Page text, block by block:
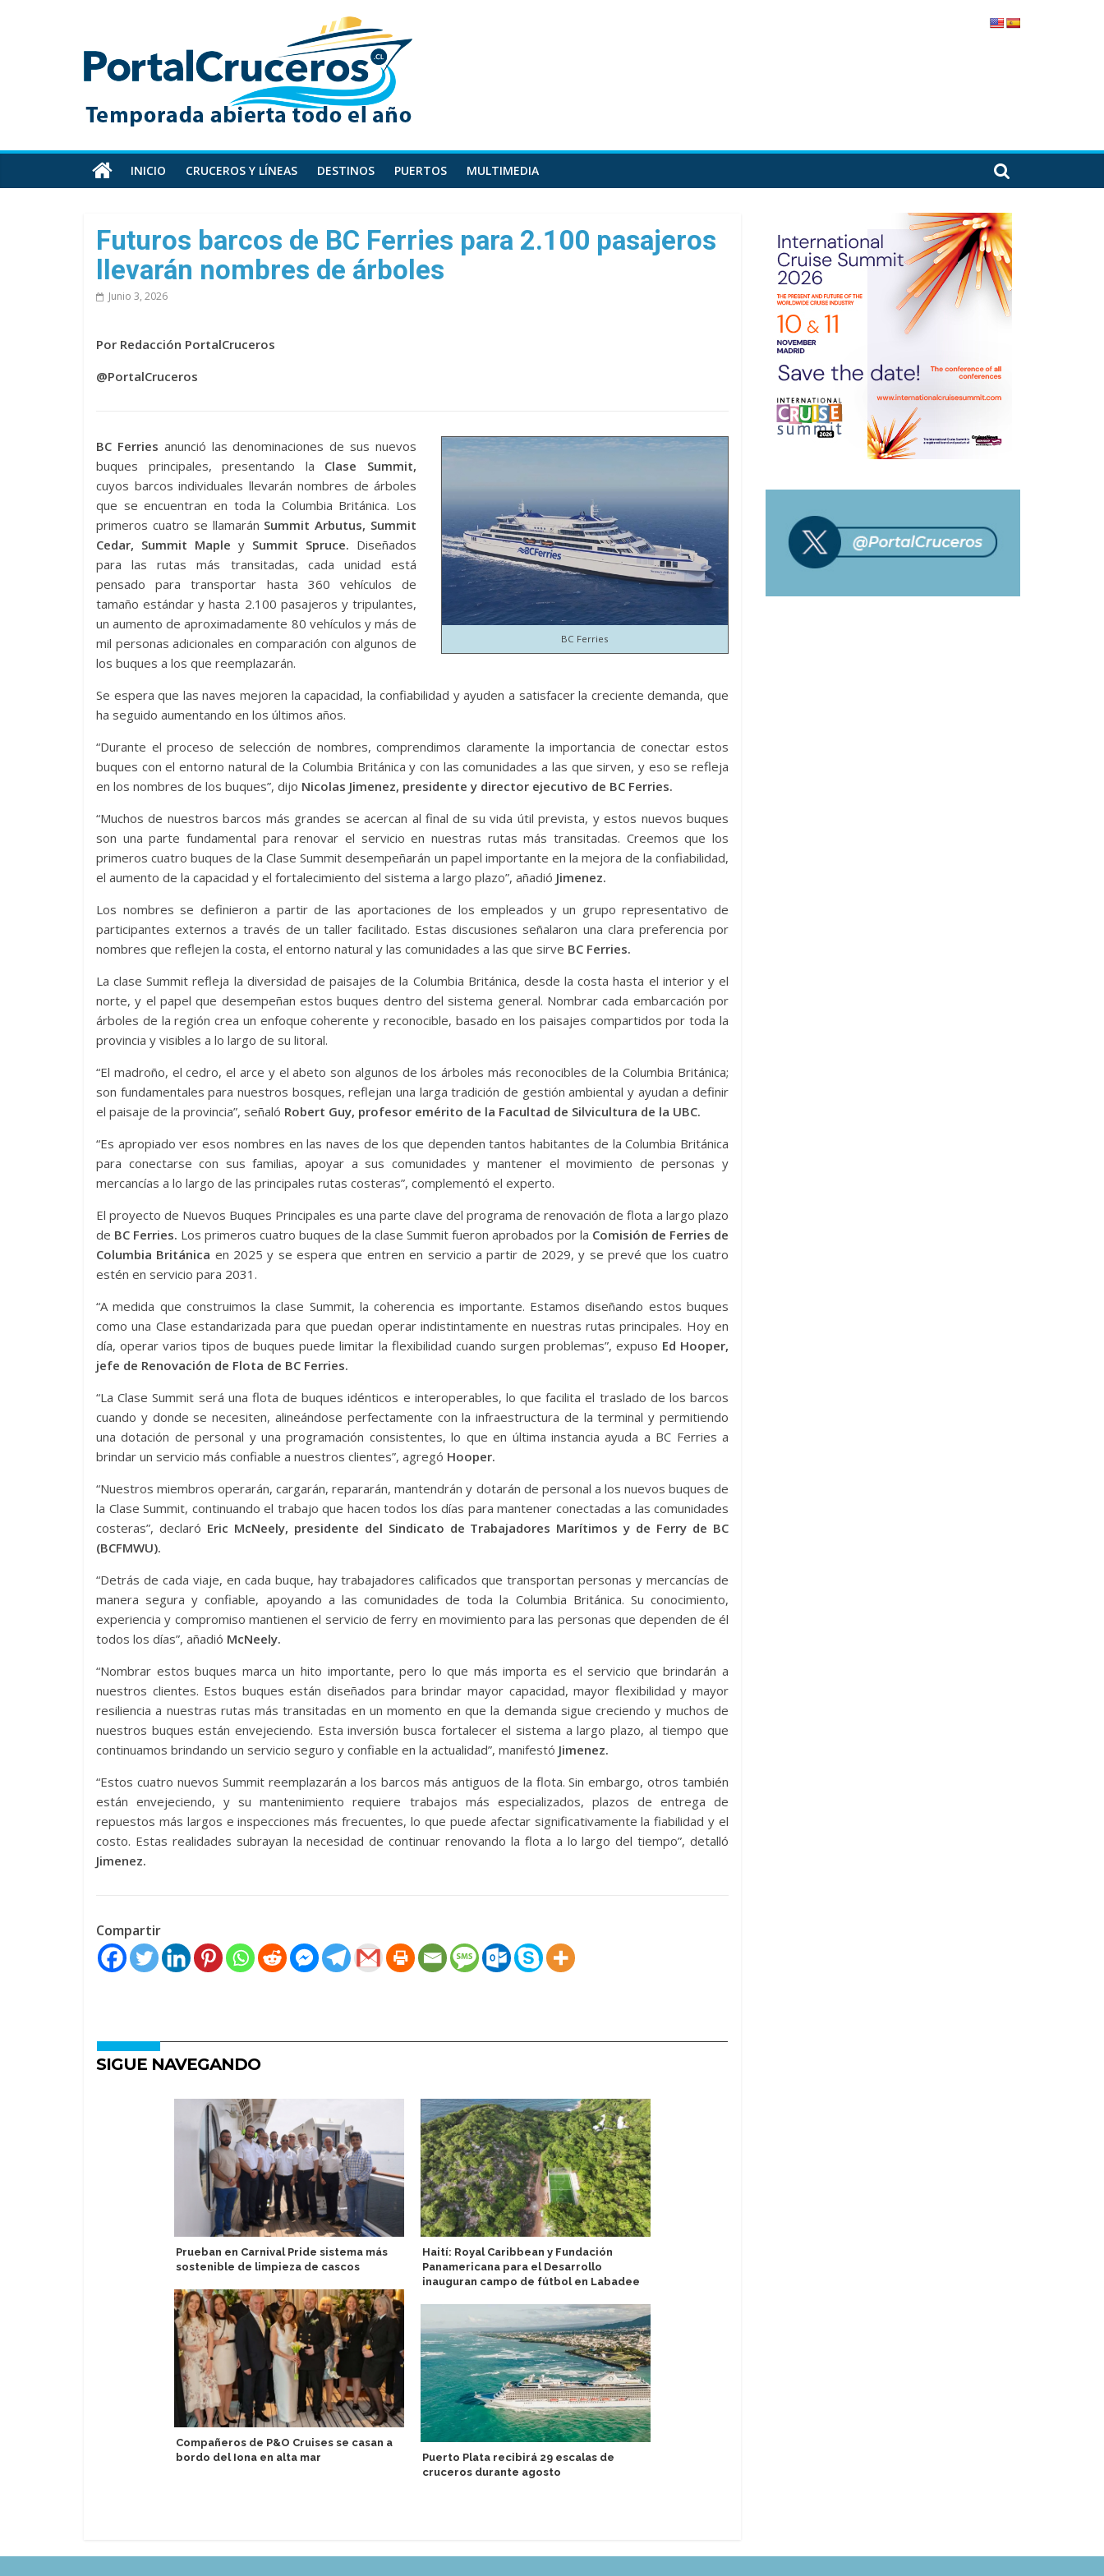
PortalCruceros
Toda
información
cruceros
en
un
sitio
INICIO CRUCEROS Y LÍNEAS DESTINOS PUERTOS MULTIMEDIA
Futuros barcos de BC Ferries para 2.100 pasajeros
llevarán nombres de árboles
Junio 3, 2026
Por Redacción PortalCruceros
@PortalCruceros
BC Ferries
BC Ferries anunció las denominaciones de sus nuevos
buques principales, presentando la Clase Summit,
cuyos barcos individuales llevarán nombres de árboles
que se encuentran en toda la Columbia Británica. Los
primeros cuatro se llamarán Summit Arbutus, Summit
Cedar, Summit Maple y Summit Spruce. Diseñados
para las rutas más transitadas, cada unidad está
pensado para transportar hasta 360 vehículos de
tamaño estándar y hasta 2.100 pasajeros y tripulantes,
un aumento de aproximadamente 80 vehículos y más de
mil personas adicionales en comparación con algunos de
los buques a los que reemplazarán.
Se espera que las naves mejoren la capacidad, la confiabilidad y ayuden a satisfacer la creciente demanda, que
ha seguido aumentando en los últimos años.
“Durante el proceso de selección de nombres, comprendimos claramente la importancia de conectar estos
buques con el entorno natural de la Columbia Británica y con las comunidades a las que sirven, y eso se refleja
en los nombres de los buques”, dijo Nicolas Jimenez, presidente y director ejecutivo de BC Ferries.
“Muchos de nuestros barcos más grandes se acercan al final de su vida útil prevista, y estos nuevos buques
son una parte fundamental para renovar el servicio en nuestras rutas más transitadas. Creemos que los
primeros cuatro buques de la Clase Summit desempeñarán un papel importante en la mejora de la confiabilidad,
el aumento de la capacidad y el fortalecimiento del sistema a largo plazo”, añadió Jimenez.
Los nombres se definieron a partir de las aportaciones de los empleados y un grupo representativo de
participantes externos a través de un taller facilitado. Estas discusiones señalaron una clara preferencia por
nombres que reflejen la costa, el entorno natural y las comunidades a las que sirve BC Ferries.
La clase Summit refleja la diversidad de paisajes de la Columbia Británica, desde la costa hasta el interior y el
norte, y el papel que desempeñan estos buques dentro del sistema general. Nombrar cada embarcación por
árboles de la región crea un enfoque coherente y reconocible, basado en los paisajes compartidos por toda la
provincia y visibles a lo largo de su litoral.
“El madroño, el cedro, el arce y el abeto son algunos de los árboles más reconocibles de la Columbia Británica;
son fundamentales para nuestros bosques, reflejan una larga tradición de gestión ambiental y ayudan a definir
el paisaje de la provincia”, señaló Robert Guy, profesor emérito de la Facultad de Silvicultura de la UBC.
“Es apropiado ver esos nombres en las naves de los que dependen tantos habitantes de la Columbia Británica
para conectarse con sus familias, apoyar a sus comunidades y mantener el movimiento de personas y
mercancías a lo largo de las principales rutas costeras”, complementó el experto.
El proyecto de Nuevos Buques Principales es una parte clave del programa de renovación de flota a largo plazo
de BC Ferries. Los primeros cuatro buques de la clase Summit fueron aprobados por la Comisión de Ferries de
Columbia Británica en 2025 y se espera que entren en servicio a partir de 2029, y se prevé que los cuatro
estén en servicio para 2031.
“A medida que construimos la clase Summit, la coherencia es importante. Estamos diseñando estos buques
como una Clase estandarizada para que puedan operar indistintamente en nuestras rutas principales. Hoy en
día, operar varios tipos de buques puede limitar la flexibilidad cuando surgen problemas”, expuso Ed Hooper,
jefe de Renovación de Flota de BC Ferries.
“La Clase Summit será una flota de buques idénticos e interoperables, lo que facilita el traslado de los barcos
cuando y donde se necesiten, alineándose perfectamente con la infraestructura de la terminal y permitiendo
una dotación de personal y una programación consistentes, lo que en última instancia ayuda a BC Ferries a
brindar un servicio más confiable a nuestros clientes”, agregó Hooper.
“Nuestros miembros operarán, cargarán, repararán, mantendrán y dotarán de personal a los nuevos buques de
la Clase Summit, continuando el trabajo que hacen todos los días para mantener conectadas a las comunidades
costeras”, declaró Eric McNeely, presidente del Sindicato de Trabajadores Marítimos y de Ferry de BC
(BCFMWU).
“Detrás de cada viaje, en cada buque, hay trabajadores calificados que transportan personas y mercancías de
manera segura y confiable, apoyando a las comunidades de toda la Columbia Británica. Su conocimiento,
experiencia y compromiso mantienen el servicio de ferry en movimiento para las personas que dependen de él
todos los días”, añadió McNeely.
“Nombrar estos buques marca un hito importante, pero lo que más importa es el servicio que brindarán a
nuestros clientes. Estos buques están diseñados para brindar mayor capacidad, mayor flexibilidad y mayor
resiliencia a nuestras rutas más transitadas en un momento en que la demanda sigue creciendo y muchos de
nuestros buques están envejeciendo. Esta inversión busca fortalecer el sistema a largo plazo, al tiempo que
continuamos brindando un servicio seguro y confiable en la actualidad”, manifestó Jimenez.
“Estos cuatro nuevos Summit reemplazarán a los barcos más antiguos de la flota. Sin embargo, otros también
están envejeciendo, y su mantenimiento requiere trabajos más especializados, plazos de entrega de
repuestos más largos e inspecciones más frecuentes, lo que puede afectar significativamente la fiabilidad y el
costo. Estas realidades subrayan la necesidad de continuar renovando la flota a lo largo del tiempo”, detalló
Jimenez.
Compartir
SIGUE NAVEGANDO
Prueban en Carnival Pride sistema más
sostenible de limpieza de cascos
Compañeros de P&O Cruises se casan a
bordo del Iona en alta mar
Haití: Royal Caribbean y Fundación
Panamericana para el Desarrollo
inauguran campo de fútbol en Labadee
Puerto Plata recibirá 29 escalas de
cruceros durante agosto